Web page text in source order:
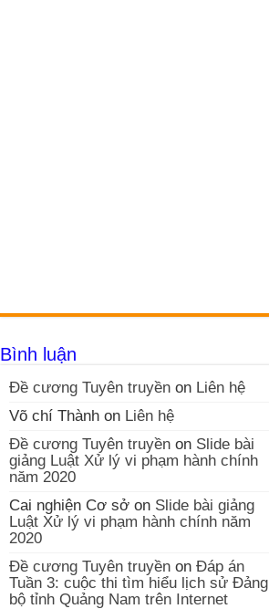
Bình luận
Đề cương Tuyên truyềnon Liên hệ
Võ chí Thànhon Liên hệ
Đề cương Tuyên truyềnon Slide bài
giảng Luật Xử lý vi phạm hành chính
năm 2020
Cai nghiện Cơ sởon Slide bài giảng
Luật Xử lý vi phạm hành chính năm
2020
Đề cương Tuyên truyềnon Đáp án
Tuần 3: cuộc thi tìm hiểu lịch sử Đảng
bộ tỉnh Quảng Nam trên Internet